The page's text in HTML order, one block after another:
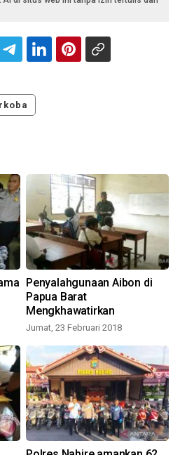
Penyalahgunaan Aibon di
Papua Barat
Mengkhawatirkan
Jumat, 23 Februari 2018